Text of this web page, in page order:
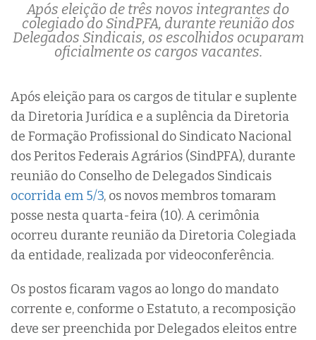
Após eleição de três novos integrantes do
colegiado do SindPFA, durante reunião dos
Delegados Sindicais, os escolhidos ocuparam
oficialmente os cargos vacantes.
Após eleição para os cargos de titular e suplente
da Diretoria Jurídica e a suplência da Diretoria
de Formação Profissional do Sindicato Nacional
dos Peritos Federais Agrários (SindPFA), durante
reunião do Conselho de Delegados Sindicais
ocorrida em 5/3, os novos membros tomaram
posse nesta quarta-feira (10). A cerimônia
ocorreu durante reunião da Diretoria Colegiada
da entidade, realizada por videoconferência.
Os postos ficaram vagos ao longo do mandato
corrente e, conforme o Estatuto, a recomposição
deve ser preenchida por Delegados eleitos entre